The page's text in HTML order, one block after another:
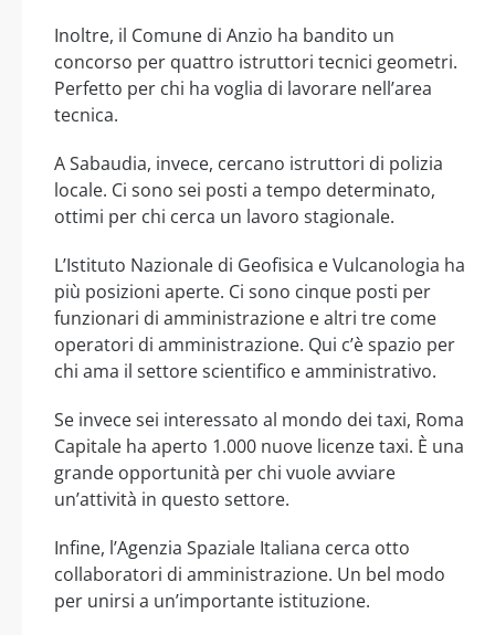
Inoltre, il Comune di Anzio ha bandito un
concorso per quattro istruttori tecnici geometri.
Perfetto per chi ha voglia di lavorare nell’area
tecnica.
A Sabaudia, invece, cercano istruttori di polizia
locale. Ci sono sei posti a tempo determinato,
ottimi per chi cerca un lavoro stagionale.
L’Istituto Nazionale di Geofisica e Vulcanologia ha
più posizioni aperte. Ci sono cinque posti per
funzionari di amministrazione e altri tre come
operatori di amministrazione. Qui c’è spazio per
chi ama il settore scientifico e amministrativo.
Se invece sei interessato al mondo dei taxi, Roma
Capitale ha aperto 1.000 nuove licenze taxi. È una
grande opportunità per chi vuole avviare
un’attività in questo settore.
Infine, l’Agenzia Spaziale Italiana cerca otto
collaboratori di amministrazione. Un bel modo
per unirsi a un’importante istituzione.